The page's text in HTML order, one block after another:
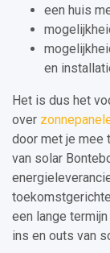
een huis
en
Het is dus het
over
door met je mee
van solar
een lange
ins en outs van